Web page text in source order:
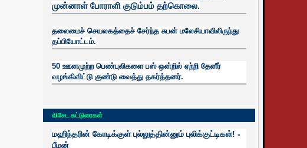
முன்னாள் போராளி குடும்பம் தற்கொலை.
தலைமைச் செயலகத்தைச் சேர்ந்த சுபன் மலேசியாவிலிருந்து
தப்பியோட்டம்.
50 ஊனமுற்ற பெண்புலிகளை பஸ் ஒன்றில் ஏற்றி தேனீர்
வழங்கிவிட்டு குண்டு வைத்து தகர்த்தனர்.
விசேட கட்டுரைகள்
மஹிந்தரின் கோடிக்குள் புல்லுத்தின்னும் புலிக்குட்டிகள்! -
பீமன்